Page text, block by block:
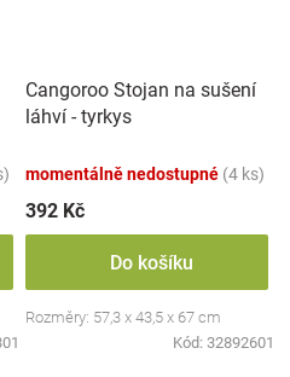
Cangoroo Stojan na sušení
láhví - tyrkys
momentálně nedostupné (4 ks)
392 Kč
Do košíku
Rozměry: 57,3 x 43,5 x 67 cm
Kód: 32892601